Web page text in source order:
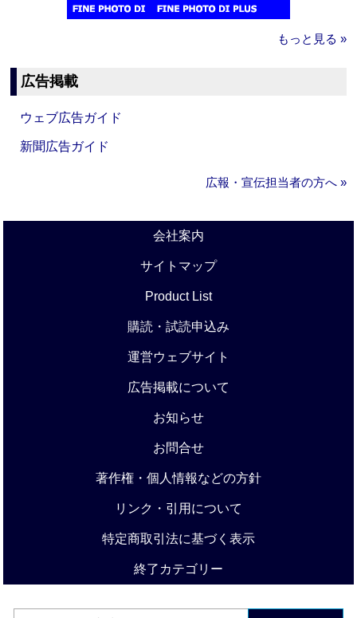
もっと見る »
広告掲載
ウェブ広告ガイド
新聞広告ガイド
広報・宣伝担当者の方へ »
会社案内
サイトマップ
Product List
購読・試読申込み
運営ウェブサイト
広告掲載について
お知らせ
お問合せ
著作権・個人情報などの方針
リンク・引用について
特定商取引法に基づく表示
終了カテゴリー